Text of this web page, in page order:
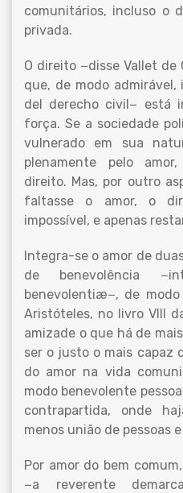
comunitários, incluso o
privada.
O direito −disse Vallet de
que, de modo admirável,
del derecho civil− está
força. Se a sociedade
vulnerado em sua
plenamente pelo
direito. Mas, por outro
faltasse o amor, o
impossível, e apenas
Integra-se o amor de
de benevolência
benevolentiæ−, de
Aristóteles, no livro VIII
amizade o que há de
ser o justo o mais capaz
do amor na vida
modo benevolente
contrapartida, onde
menos união de pessoas
Por amor do bem
−a reverente